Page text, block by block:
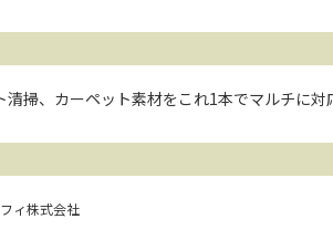
清掃、カーペット素材をこれ1本でマルチに
ィ株式会社